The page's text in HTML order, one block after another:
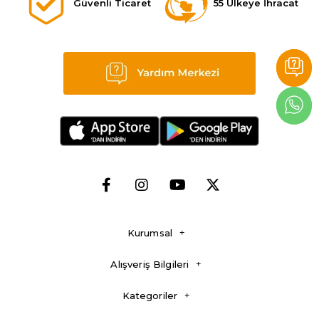
Güvenli Ticaret 55 Ülkeye İhracat
Kurumsal
Alışveriş Bilgileri
Kategoriler